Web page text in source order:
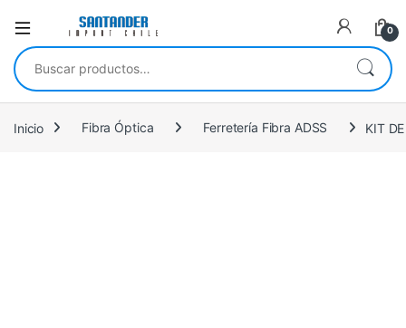
0
Buscar por:
Inicio Fibra Óptica Ferretería Fibra ADSS KIT